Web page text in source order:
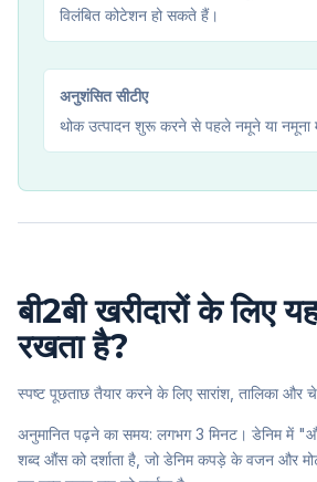
विलंबित कोटेशन हो सकते हैं।
अनुशंसित सीटीए
थोक उत्पादन शुरू करने से पहले नमूने या नमूना
बी2बी खरीदारों के लिए
रखता है?
स्पष्ट पूछताछ तैयार करने के लिए सारांश, तालिका और
अनुमानित पढ़ने का समय: लगभग 3 मिनट। डेनिम में
शब्द औंस को दर्शाता है, जो डेनिम कपड़े के वजन और